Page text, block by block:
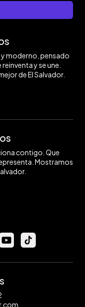
moderno, pensado
y se une.
de El Salvador.
contigo. Que
Mostramos